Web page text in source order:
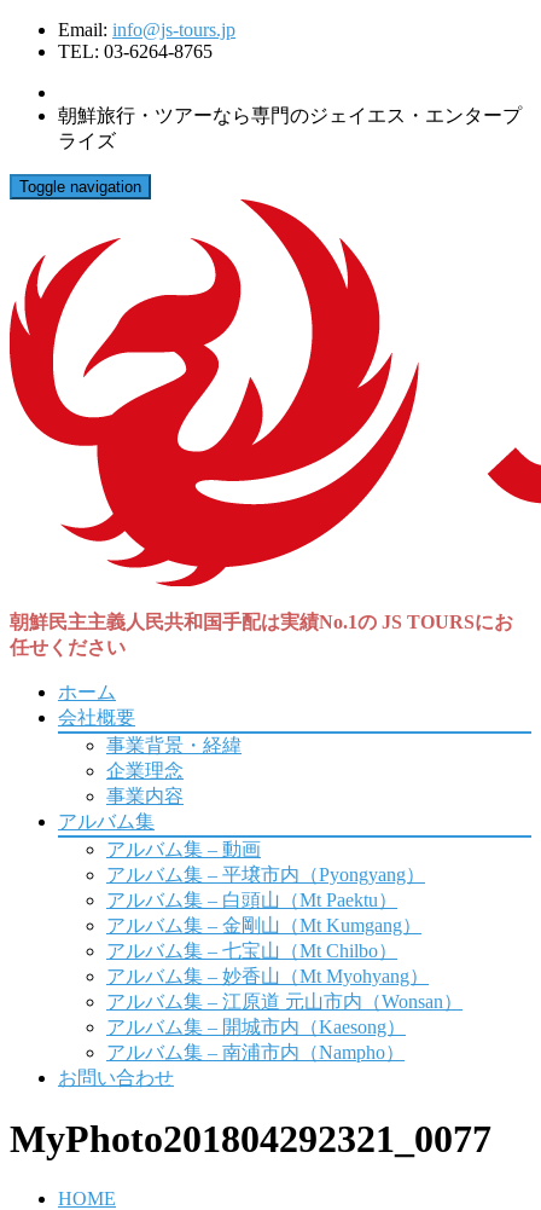
Email: info@js-tours.jp
TEL: 03-6264-8765
朝鮮旅行・ツアーなら専門のジェイエス・エンタープ
ライズ
Toggle navigation
朝鮮民主主義人民共和国手配は実績No.1の JS TOURSにお
任せください
ホーム
会社概要
事業背景・経緯
企業理念
事業内容
アルバム集
アルバム集 – 動画
アルバム集 – 平壌市内（Pyongyang）
アルバム集 – 白頭山（Mt Paektu）
アルバム集 – 金剛山（Mt Kumgang）
アルバム集 – 七宝山（Mt Chilbo）
アルバム集 – 妙香山（Mt Myohyang）
アルバム集 – 江原道 元山市内（Wonsan）
アルバム集 – 開城市内（Kaesong）
アルバム集 – 南浦市内（Nampho）
お問い合わせ
MyPhoto201804292321_0077
HOME